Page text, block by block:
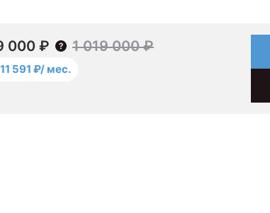
000 ₽ 1 019 000 ₽
591 ₽/ мес.